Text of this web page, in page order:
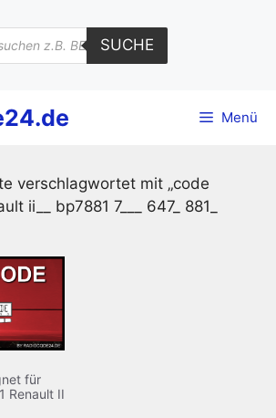
SUCHE
Menü
verschlagwortet mit „code
ii__ bp7881 7___ 647_ 881_
für
Renault II